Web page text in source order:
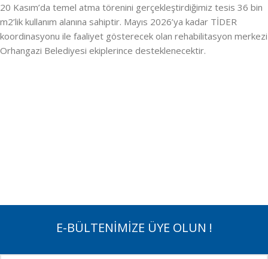
20 Kasım’da temel atma törenini gerçekleştirdiğimiz tesis 36 bin
m2’lik kullanım alanına sahiptir. Mayıs 2026’ya kadar TİDER
koordinasyonu ile faaliyet gösterecek olan rehabilitasyon merkezi
Orhangazi Belediyesi ekiplerince desteklenecektir.
E-BÜLTENİMİZE ÜYE OLUN !